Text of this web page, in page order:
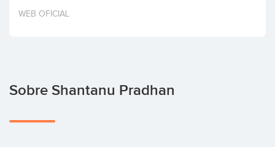
Invertir
WEB OFICIAL
Sobre Shantanu Pradhan